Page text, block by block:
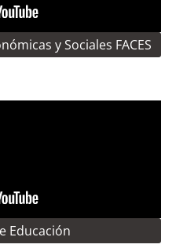
y Sociales FACES
Educación